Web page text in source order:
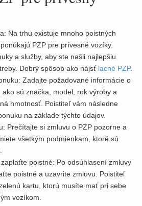
Na trhu existuje mnoho poistných
PZP pre prívesné vozíky.
a služby, aby ste našli najlepšiu
Dobrý spôsob ako nájsť lacné PZP.
Zadajte požadované informácie o
sú značka, model, rok výroby a
hmotnosť. Poistiteľ vám následne
na základe týchto údajov.
Prečítajte si zmluvu o PZP pozorne a
všetkým podmienkam, ktoré sú
poistné: Po odsúhlasení zmluvy
poistné a uzavrite zmluvu. Poistiteľ
kartu, ktorú musíte mať pri sebe
vozíkom.